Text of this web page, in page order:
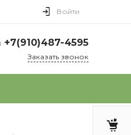
Войти
+7(910)487-4595
Заказать звонок